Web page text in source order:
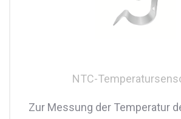
NTC-
Zur Messung der Temperatur